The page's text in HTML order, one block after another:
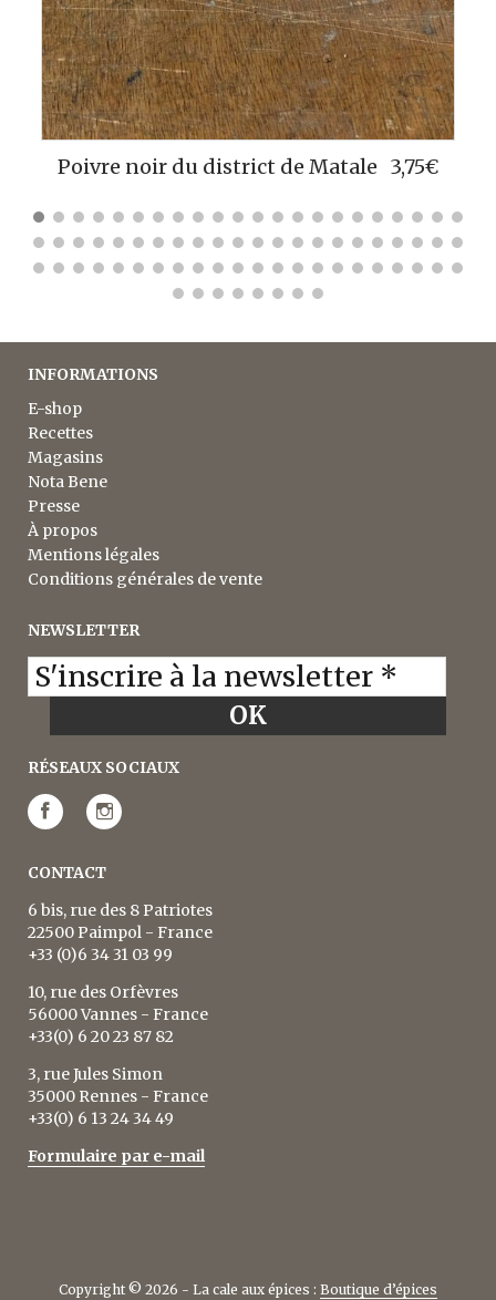
Poivre noir de Penja 3,75€
INFORMATIONS
E-shop
Recettes
Magasins
Nota Bene
Presse
À propos
Mentions légales
Conditions générales de vente
NEWSLETTER
RÉSEAUX SOCIAUX
CONTACT
6 bis, rue des 8 Patriotes
22500 Paimpol - France
+33 (0)6 34 31 03 99
10, rue des Orfèvres
56000 Vannes - France
+33(0) 6 20 23 87 82
3, rue Jules Simon
35000 Rennes - France
+33(0) 6 13 24 34 49
Formulaire par e-mail
Copyright © 2026 - La cale aux épices : Boutique d’épices